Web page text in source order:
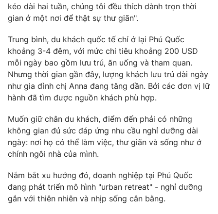
Photo Infographic
Video Shorts video
VTV Money VTV Thể thao
VTV Sức khoẻ Bất động sản
Thị trường 24h Tấm lòng Việt
VTV4
VTV9 VTV8
kéo dài hai tuần, chúng tôi đều thích dành trọn thời
gian ở một nơi để thật sự thư giãn".
Trung bình, du khách quốc tế chỉ ở lại Phú Quốc
khoảng 3-4 đêm, với mức chi tiêu khoảng 200 USD
mỗi ngày bao gồm lưu trú, ăn uống và tham quan.
Nhưng thời gian gần đây, lượng khách lưu trú dài ngày
như gia đình chị Anna đang tăng dần. Bởi các đơn vị lữ
hành đã tìm được nguồn khách phù hợp.
Muốn giữ chân du khách, điểm đến phải có những
không gian đủ sức đáp ứng nhu cầu nghỉ dưỡng dài
ngày: nơi họ có thể làm việc, thư giãn và sống như ở
chính ngôi nhà của mình.
Nắm bắt xu hướng đó, doanh nghiệp tại Phú Quốc
đang phát triển mô hình "urban retreat" - nghỉ dưỡng
gắn với thiên nhiên và nhịp sống cân bằng.